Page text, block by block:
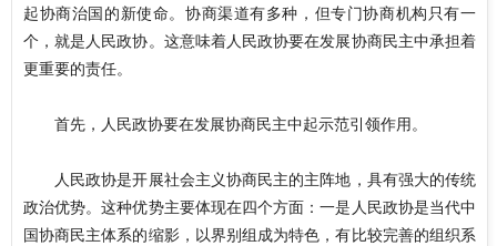
起协商治国的新使命。协商渠道有多种，但专门协商机构只有一
个，就是人民政协。这意味着人民政协要在发展协商民主中承担着
更重要的责任。
首先，人民政协要在发展协商民主中起示范引领作用。
人民政协是开展社会主义协商民主的主阵地，具有强大的传统
政治优势。这种优势主要体现在四个方面：一是人民政协是当代中
国协商民主体系的缩影，以界别组成为特色，有比较完善的组织系